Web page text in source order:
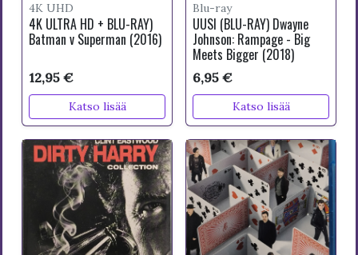
4K UHD
4K ULTRA HD + BLU-RAY)
Batman v Superman (2016)
12,95 €
Katso lisää
Blu-ray
UUSI (BLU-RAY) Dwayne
Johnson: Rampage - Big
Meets Bigger (2018)
6,95 €
Katso lisää